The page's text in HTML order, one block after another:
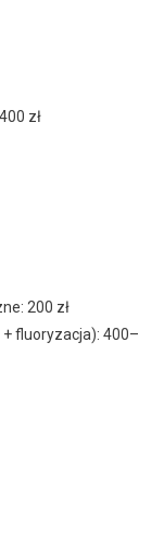
zł
200 zł
fluoryzacja): 400–